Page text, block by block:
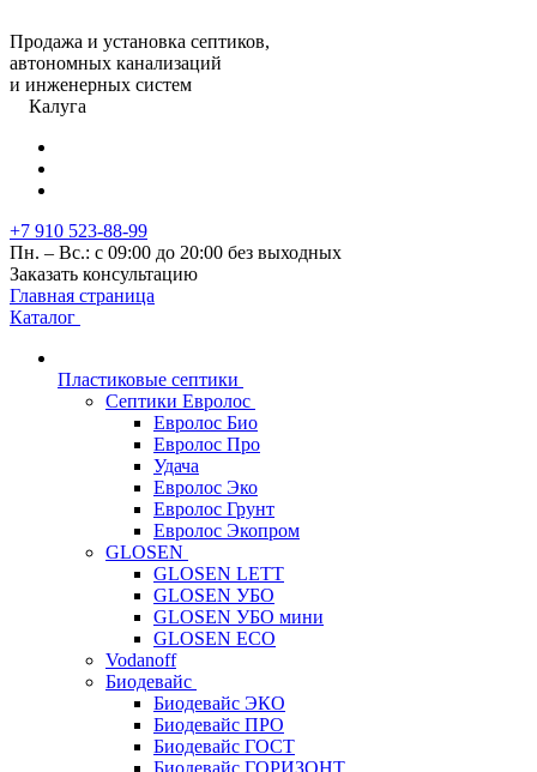
Продажа и установка септиков,
автономных канализаций
и инженерных систем
Калуга
+7 910 523-88-99
Пн. – Вс.: с 09:00 до 20:00 без выходных
Заказать консультацию
Главная страница
Каталог
Пластиковые септики
Септики Евролос
Евролос Био
Евролос Про
Удача
Евролос Эко
Евролос Грунт
Евролос Экопром
GLOSEN
GLOSEN LETT
GLOSEN УБО
GLOSEN УБО мини
GLOSEN ECO
Vodanoff
Биодевайс
Биодевайс ЭКО
Биодевайс ПРО
Биодевайс ГОСТ
Биодевайс ГОРИЗОНТ